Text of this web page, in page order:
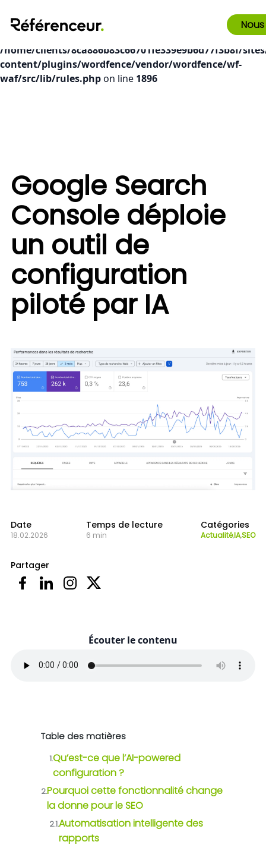
Deprecated: preg_replace(): Passing null to parameter #3
($subject) of type array|string is deprecated in
/home/clients/8ca886b83c66701fe339e9b6d77f3b8f/
content/plugins/wordfence/vendor/wordfence/wf-
waf/src/lib/rules.phpon line 1896
Google Search
Console déploie
un outil de
configuration
piloté par IA
Date
18.02.2026
Temps de lecture
6 min
Catégories
Actualité,IA,SEO
Partager
Écouter le contenu
Table des matières
1.Qu’est-ce que l’AI-powered
configuration ?
2.Pourquoi cette fonctionnalité change
la donne pour le SEO
2.1.Automatisation intelligente des
rapports